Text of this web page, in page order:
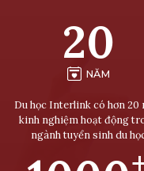
20
NĂM
Du học Interlink có hơn 20
kinh nghiệm hoạt động
ngành tuyển sinh du